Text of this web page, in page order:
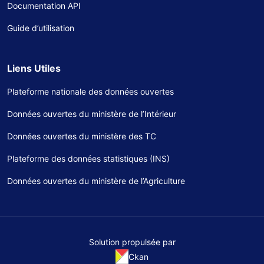
Documentation API
Guide d’utilisation
Liens Utiles
Plateforme nationale des données ouvertes
Données ouvertes du ministère de l’Intérieur
Données ouvertes du ministère des TC
Plateforme des données statistiques (INS)
Données ouvertes du ministère de l’Agriculture
Solution propulsée par
Ckan